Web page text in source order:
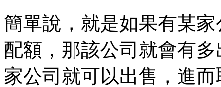
簡單說，就是如果有某
配額，那該公司就會有
家公司就可以出售，進